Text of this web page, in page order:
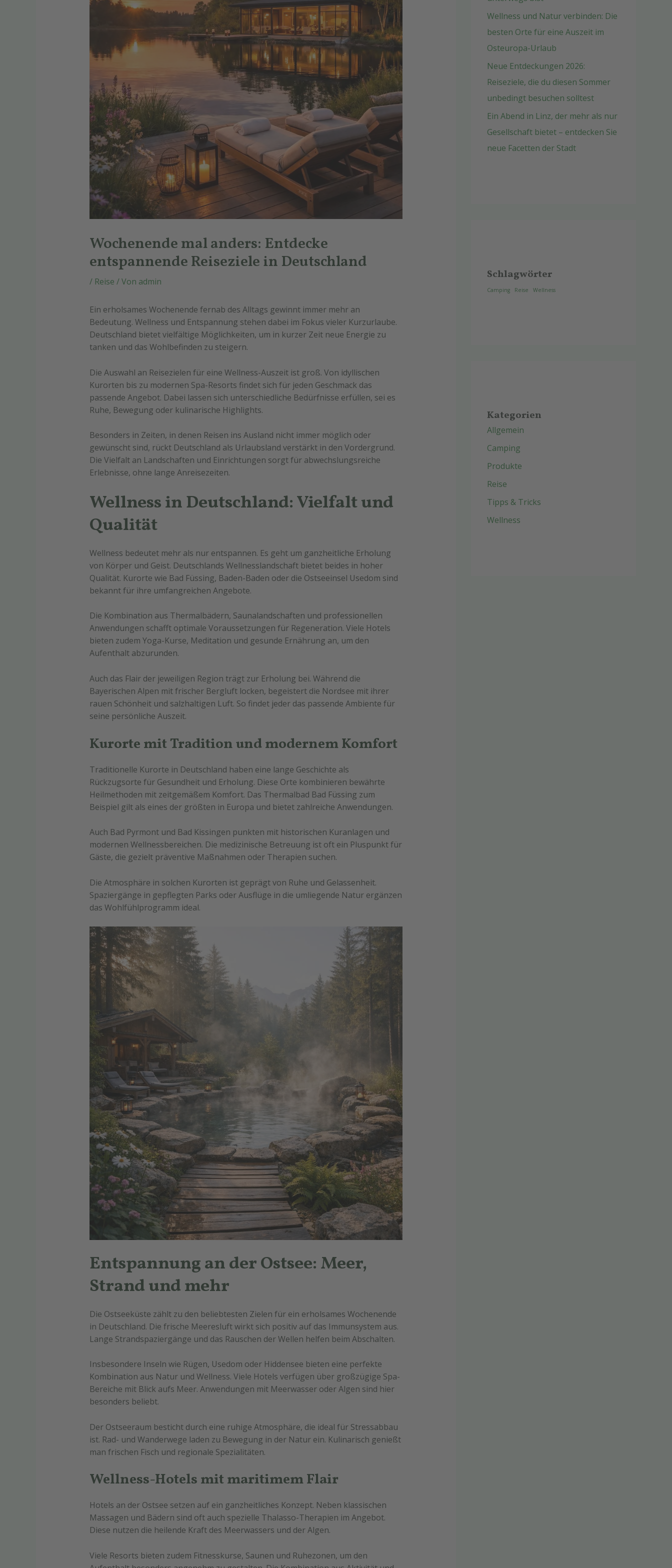
Wochenende mal anders: Entdecke
entspannende Reiseziele in Deutschland
/ Reise / Von admin
Ein erholsames Wochenende fernab des Alltags gewinnt immer mehr an
Bedeutung. Wellness und Entspannung stehen dabei im Fokus vieler Kurzurlaube.
Deutschland bietet vielfältige Möglichkeiten, um in kurzer Zeit neue Energie zu
tanken und das Wohlbefinden zu steigern.
Die Auswahl an Reisezielen für eine Wellness-Auszeit ist groß. Von idyllischen
Kurorten bis zu modernen Spa-Resorts findet sich für jeden Geschmack das
passende Angebot. Dabei lassen sich unterschiedliche Bedürfnisse erfüllen, sei es
Ruhe, Bewegung oder kulinarische Highlights.
Besonders in Zeiten, in denen Reisen ins Ausland nicht immer möglich oder
gewünscht sind, rückt Deutschland als Urlaubsland verstärkt in den Vordergrund.
Die Vielfalt an Landschaften und Einrichtungen sorgt für abwechslungsreiche
Erlebnisse, ohne lange Anreisezeiten.
Wellness in Deutschland: Vielfalt und
Qualität
Wellness bedeutet mehr als nur entspannen. Es geht um ganzheitliche Erholung
von Körper und Geist. Deutschlands Wellnesslandschaft bietet beides in hoher
Qualität. Kurorte wie Bad Füssing, Baden-Baden oder die Ostseeinsel Usedom sind
bekannt für ihre umfangreichen Angebote.
Die Kombination aus Thermalbädern, Saunalandschaften und professionellen
Anwendungen schafft optimale Voraussetzungen für Regeneration. Viele Hotels
bieten zudem Yoga-Kurse, Meditation und gesunde Ernährung an, um den
Aufenthalt abzurunden.
Auch das Flair der jeweiligen Region trägt zur Erholung bei. Während die
Bayerischen Alpen mit frischer Bergluft locken, begeistert die Nordsee mit ihrer
rauen Schönheit und salzhaltigen Luft. So findet jeder das passende Ambiente für
seine persönliche Auszeit.
Kurorte mit Tradition und modernem Komfort
Traditionelle Kurorte in Deutschland haben eine lange Geschichte als
Rückzugsorte für Gesundheit und Erholung. Diese Orte kombinieren bewährte
Heilmethoden mit zeitgemäßem Komfort. Das Thermalbad Bad Füssing zum
Beispiel gilt als eines der größten in Europa und bietet zahlreiche Anwendungen.
Auch Bad Pyrmont und Bad Kissingen punkten mit historischen Kuranlagen und
modernen Wellnessbereichen. Die medizinische Betreuung ist oft ein Pluspunkt für
Gäste, die gezielt präventive Maßnahmen oder Therapien suchen.
Die Atmosphäre in solchen Kurorten ist geprägt von Ruhe und Gelassenheit.
Spaziergänge in gepflegten Parks oder Ausflüge in die umliegende Natur ergänzen
das Wohlfühlprogramm ideal.
Entspannung an der Ostsee: Meer,
Strand und mehr
Die Ostseeküste zählt zu den beliebtesten Zielen für ein erholsames Wochenende
in Deutschland. Die frische Meeresluft wirkt sich positiv auf das Immunsystem aus.
Lange Strandspaziergänge und das Rauschen der Wellen helfen beim Abschalten.
Insbesondere Inseln wie Rügen, Usedom oder Hiddensee bieten eine perfekte
Kombination aus Natur und Wellness. Viele Hotels verfügen über großzügige Spa-
Bereiche mit Blick aufs Meer. Anwendungen mit Meerwasser oder Algen sind hier
besonders beliebt.
Der Ostseeraum besticht durch eine ruhige Atmosphäre, die ideal für Stressabbau
ist. Rad- und Wanderwege laden zu Bewegung in der Natur ein. Kulinarisch genießt
man frischen Fisch und regionale Spezialitäten.
Wellness-Hotels mit maritimem Flair
Hotels an der Ostsee setzen auf ein ganzheitliches Konzept. Neben klassischen
Massagen und Bädern sind oft auch spezielle Thalasso-Therapien im Angebot.
Diese nutzen die heilende Kraft des Meerwassers und der Algen.
Viele Resorts bieten zudem Fitnesskurse, Saunen und Ruhezonen, um den
Wellness und Natur verbinden: Die
besten Orte für eine Auszeit im
Osteuropa-Urlaub
Neue Entdeckungen 2026:
Reiseziele, die du diesen Sommer
unbedingt besuchen solltest
Ein Abend in Linz, der mehr als nur
Gesellschaft bietet – entdecken Sie
neue Facetten der Stadt
Schlagwörter
Camping Reise Wellness
Kategorien
Allgemein
Camping
Produkte
Reise
Tipps & Tricks
Wellness